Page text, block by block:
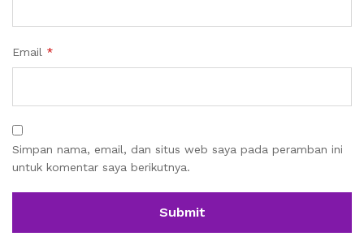
Email *
Simpan nama, email, dan situs web saya pada peramban ini
untuk komentar saya berikutnya.